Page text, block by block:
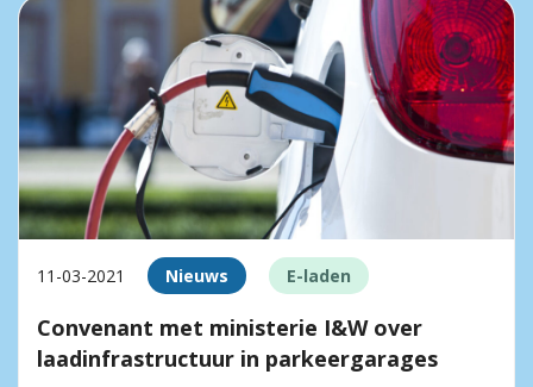
11-03-2021 Nieuws E-laden
Convenant met ministerie I&W over
laadinfrastructuur in parkeergarages